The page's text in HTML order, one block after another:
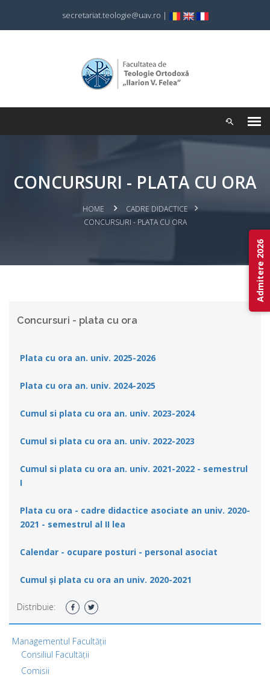
secretariat.teologie@uav.ro |
CONCURSURI - PLATA CU ORA
HOME
CADRE DIDACTICE
CONCURSURI - PLATA CU ORA
Concursuri - plata cu ora
Plata cu ora an. univ. 2025-2026
Plata cu ora an. univ. 2024-2025
Cumul si plata cu ora an. univ. 2023-2024
Cumul si plata cu ora an. univ. 2022-2023
Cumul si plata cu ora an. univ. 2021-2022 - semestrul
I
Plata cu ora - cadre didactice asociate an univ. 2020-
2021 - semestrul al II lea
Calendar - ocupare posturi - personal asociat
Cumul și plata cu ora an univ. 2020-2021
Distribuie:
Managementul Facultății
Consiliul Facultății
Comisii
Admitere 2026